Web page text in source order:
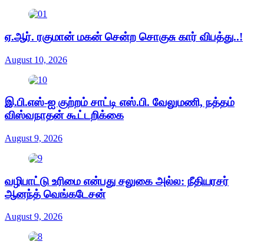
ஏ.ஆர். ரகுமான் மகன் சென்ற சொகுசு கார் விபத்து..!
August 10, 2026
இ.பி.எஸ்-ஐ குற்றம் சாட்டி எஸ்.பி. வேலுமணி, நத்தம்
விஸ்வநாதன் கூட்டறிக்கை
August 9, 2026
வழிபாட்டு உரிமை என்பது சலுகை அல்ல: நீதியரசர்
ஆனந்த் வெங்கடேசன்
August 9, 2026